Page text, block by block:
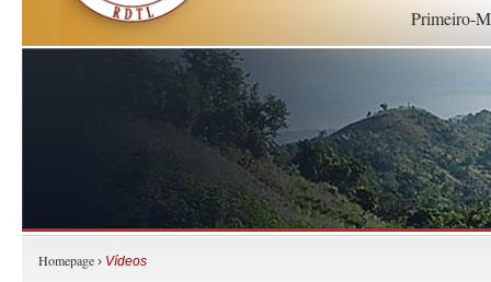
Primeiro-
Homepage › Vídeos